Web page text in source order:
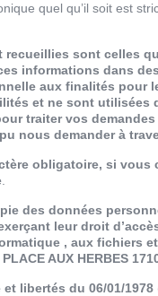
quel qu’il soit est
sont celles
informations dans
aux finalités pour
et ne sont
traiter vos
nous demander à
obligatoire, si
des données
leur droit
, aux fichiers
AUX HERBES
libertés du 06/01/1978